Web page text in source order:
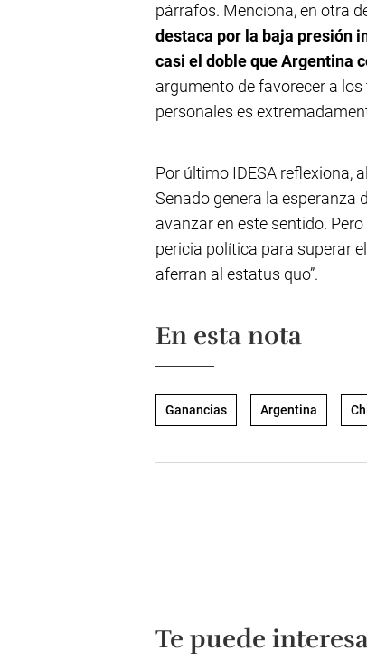
párrafos. Menciona, en otra
destaca por la baja presión
casi el doble que Argentina
argumento de favorecer a
personales es
Por último IDESA reflexiona,
Senado genera la esperanza
avanzar en este sentido.
pericia política para superar
aferran al estatus quo”.
En esta nota
Ganancias Argentina
Te puede